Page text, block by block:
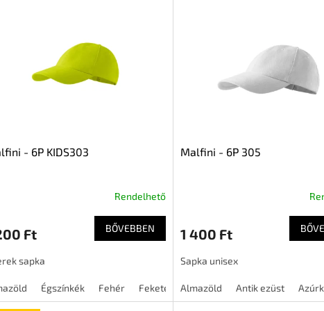
- 6P KIDS303
Rendelhető
Ft BŐVEBBEN
sapka
Égszínkék Fehér Fekete Királykék Lila Lime
Malfini - 6P 305
1 400 Ft
Sapka unisex
Almazöld Antik ezüst